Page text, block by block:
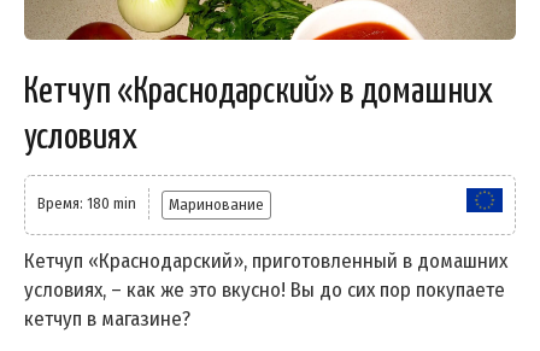
Кетчуп «Краснодарский» в домашних
условиях
Время: 180 min Маринование
Кетчуп «Краснодарский», приготовленный в домашних
условиях, – как же это вкусно! Вы до сих пор покупаете
кетчуп в магазине?